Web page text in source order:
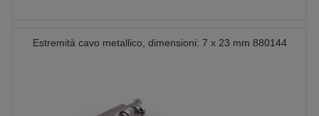
Estremità cavo metallico, dimensioni: 7 x 23 mm 880144